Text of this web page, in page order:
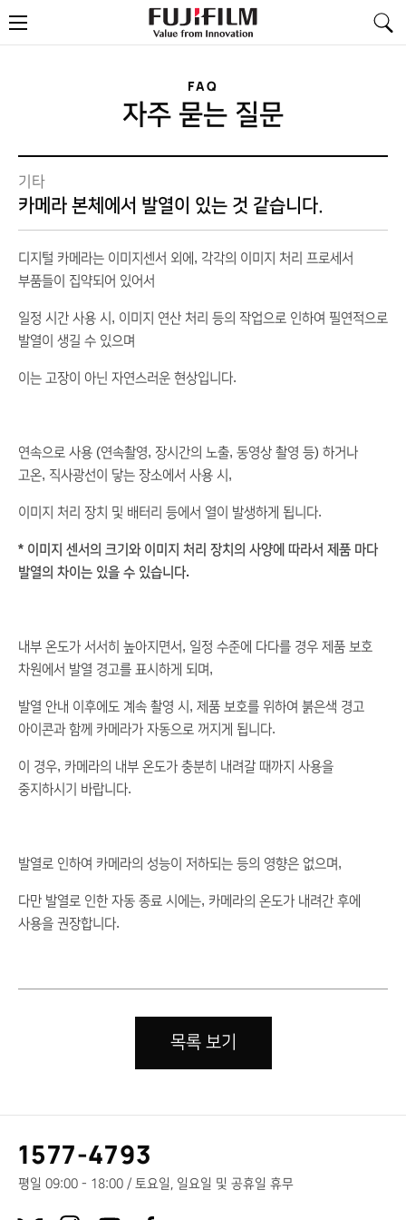
메
뉴
FAQ
자주 묻는 질문
기타
카메라 본체에서 발열이 있는 것 같습니다.
디지털 카메라는 이미지센서 외에 , 각각의 이미지 처리 프로세서
부품들이
집약되어 있어서
일정 시간 사용 시 , 이미지 연산 처리 등의 작업으로 인하여 필연적으로
발열이 생길 수 있으며
이는 고장이 아닌 자연스러운 현상입니다.
연속으로 사용 (연속촬영, 장시간의 노출, 동영상 촬영 등) 하거나
고온, 직사광선이 닿는 장소에서 사용 시 ,
이미지 처리 장치 및 배터리 등에서 열이 발생하게 됩니다.
* 이미지 센서의 크기와 이미지 처리 장치의 사양에 따라서 제품 마다
발열의 차이는 있을 수 있습니다.
내부 온도가 서서히 높아지면서, 일정 수준에 다다를 경우 제품 보호
차원에서 발열 경고를 표시하게 되며,
발열 안내 이후에도 계속 촬영 시 , 제품 보호를 위하여 붉은색 경고
아이콘과 함께 카메라가 자동으로 꺼지게 됩니다.
이 경우, 카메라의 내부 온도가 충분히 내려갈 때까지 사용을
중지하시기
바랍니다.
발열로 인하여 카메라의 성능이 저하되는 등의 영향은 없으며,
다만 발열로 인한 자동 종료 시에는, 카메라의 온도가 내려간 후에
사용을 권장합니다.
목록 보기
고
객
센
1577-4793
평일 09:00 - 18:00 / 토요일, 일요일 및 공휴일 휴무